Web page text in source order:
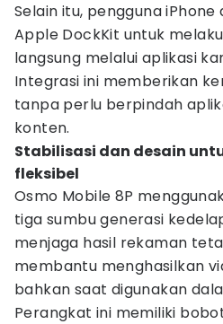
Selain itu, pengguna
Apple DockKit untuk
langsung melalui aplikasi
Integrasi ini memberikan
tanpa perlu berpindah
konten.
Stabilisasi dan desain
fleksibel
Osmo Mobile 8P
tiga sumbu generasi
menjaga hasil rekaman
membantu menghasilkan
bahkan saat digunakan
Perangkat ini memiliki